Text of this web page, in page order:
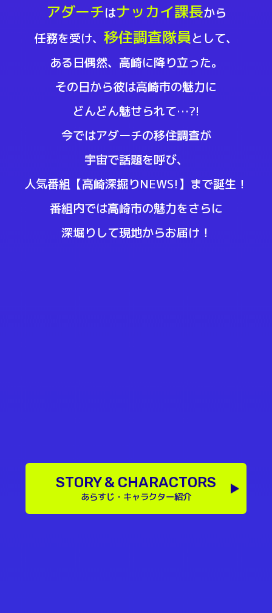
アダーチはナッカイ課長から
任務を受け、移住調査隊員として、
ある日偶然、高崎に降り立った。
その日から彼は高崎市の魅力に
どんどん魅せられて…?!
今ではアダーチの移住調査が
宇宙で話題を呼び、
人気番組【高崎深掘りNEWS!】まで誕生！
番組内では高崎市の魅力をさらに
深堀りして現地からお届け！
STORY & CHARACTORS
あらすじ・キャラクター紹介